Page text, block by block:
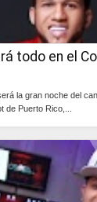
todo en el
la gran noche del
de Puerto Rico,...